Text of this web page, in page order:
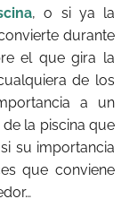
, o si ya la
durante
el que gira la
de los
a un
la piscina que
su importancia
que conviene